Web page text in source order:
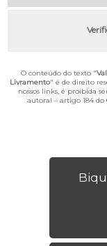
O conteúdo do texto "
Livramento" é de direito
nossos links, é proibida
autoral – artigo 184 do